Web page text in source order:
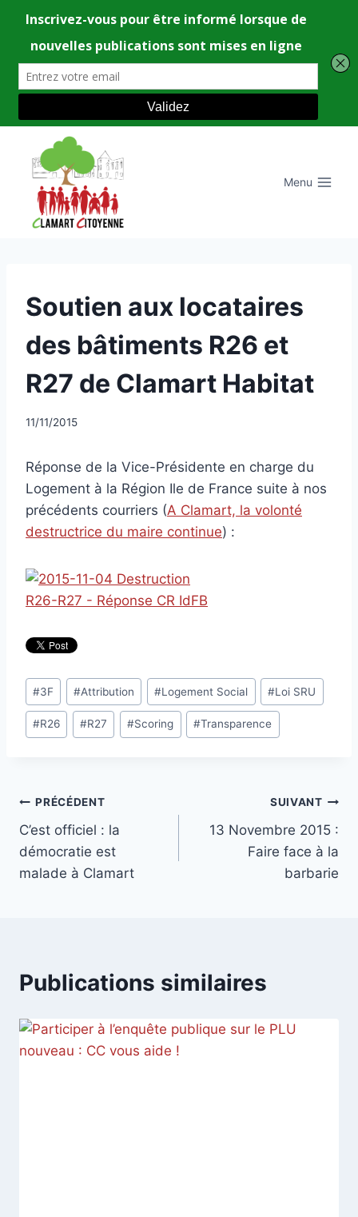
contenu
Menu
UNCATEGORIZED
Soutien aux locataires
des bâtiments R26 et
R27 de Clamart Habitat
Par
11/11/2015
Réponse de la Vice-Présidente en charge du
Logement à la Région Ile de France suite à nos
précédents courriers (A Clamart, la volonté
destructrice du maire continue) :
Étiquettes
de
la
#3F #Attribution #Logement Social #Loi SRU
#R26 #R27 #Scoring #Transparence
Navigation
de
l’article
PRÉCÉDENT
C’est officiel : la
démocratie est
malade à Clamart
SUIVANT
13 Novembre 2015 :
Faire face à la
barbarie
Publications similaires